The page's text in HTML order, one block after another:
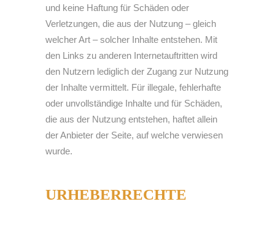
und keine Haftung für Schäden oder
Verletzungen, die aus der Nutzung – gleich
welcher Art – solcher Inhalte entstehen. Mit
den Links zu anderen Internetauftritten wird
den Nutzern lediglich der Zugang zur Nutzung
der Inhalte vermittelt. Für illegale, fehlerhafte
oder unvollständige Inhalte und für Schäden,
die aus der Nutzung entstehen, haftet allein
der Anbieter der Seite, auf welche verwiesen
wurde.
URHEBERRECHTE